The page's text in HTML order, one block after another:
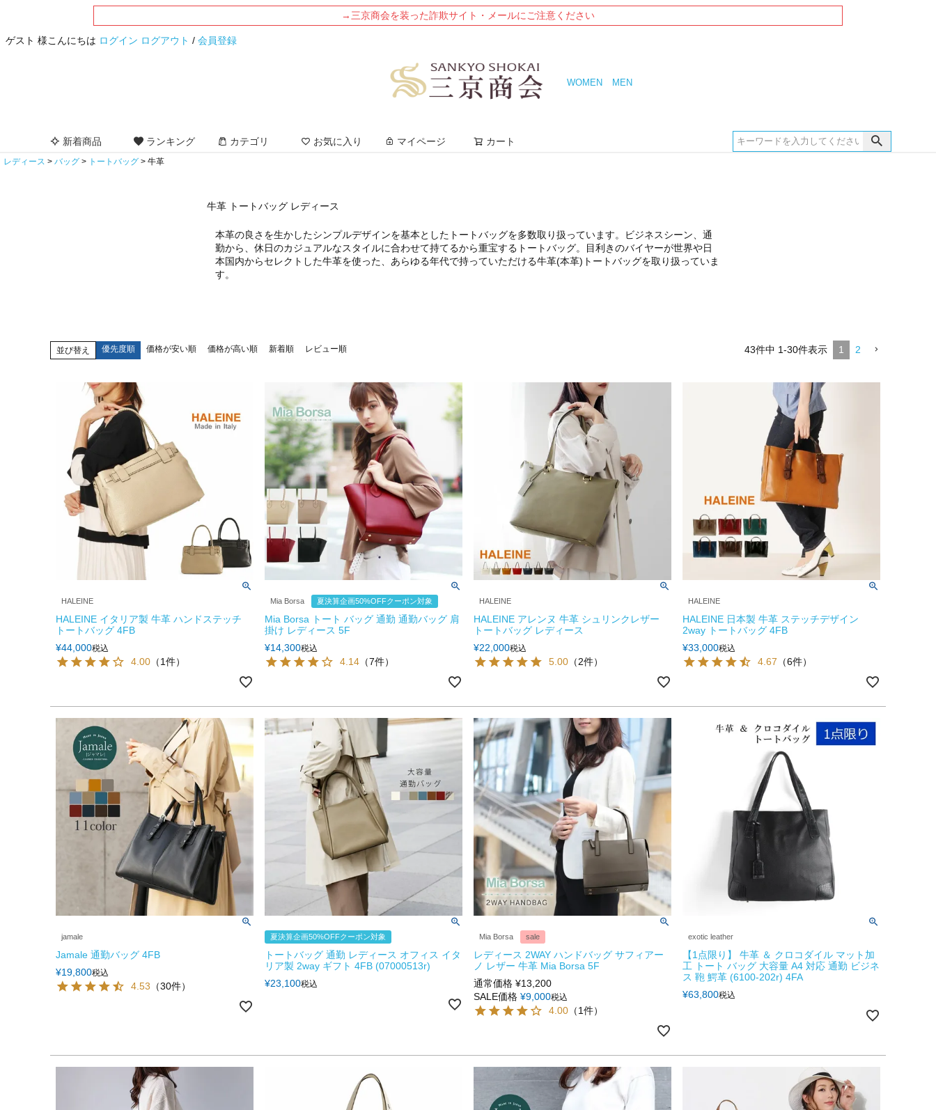
→三京商会を装った詐欺サイト・メールにご注意ください
ゲスト 様こんにちは ログイン ログアウト / 会員登録
WOMEN MEN
新着商品 ランキング カテゴリ お気に入り マイページ カート
レディース バッグ トートバッグ 牛革
牛革 トートバッグ レディース
本革の良さを生かしたシンプルデザインを基本としたトートバッグを多数取り扱っています。ビジネスシーン、通
勤から、休日のカジュアルなスタイルに合わせて持てるから重宝するトートバッグ。目利きのバイヤーが世界や日
本国内からセレクトした牛革を使った、あらゆる年代で持っていただける牛革(本革)トートバッグを取り扱っていま
す。
並び替え 優先度順 価格が安い順 価格が高い順 新着順 レビュー順 43件中 1-30件表示 1 2
HALEINE
HALEINE イタリア製 牛革 ハンドステッチ
トートバッグ 4FB
¥44,000税込
4.00 （1件）
Mia Borsa 夏決算企画50%OFFクーポン対象
Mia Borsa トート バッグ 通勤 通勤バッグ 肩
掛け レディース 5F
¥14,300税込
4.14 （7件）
HALEINE
HALEINE アレンヌ 牛革 シュリンクレザー
トートバッグ レディース
¥22,000税込
5.00 （2件）
HALEINE
HALEINE 日本製 牛革 ステッチデザイン
2way トートバッグ 4FB
¥33,000税込
4.67 （6件）
jamale
Jamale 通勤バッグ 4FB
¥19,800税込
4.53 （30件）
夏決算企画50%OFFクーポン対象
トートバッグ 通勤 レディース オフィス イタ
リア製 2way ギフト 4FB (07000513r)
¥23,100税込
Mia Borsa sale
レディース 2WAY ハンドバッグ サフィアー
ノ レザー 牛革 Mia Borsa 5F
通常価格 ¥13,200
SALE価格 ¥9,000税込
4.00 （1件）
exotic leather
【1点限り】 牛革 ＆ クロコダイル マット加
工 トート バッグ 大容量 A4 対応 通勤 ビジネ
ス 鞄 鰐革 (6100-202r) 4FA
¥63,800税込